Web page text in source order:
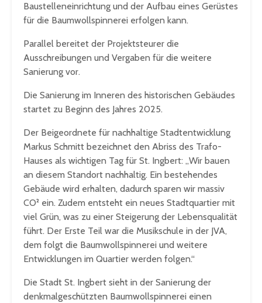
Baustelleneinrichtung und der Aufbau eines Gerüstes
für die Baumwollspinnerei erfolgen kann.
Parallel bereitet der Projektsteurer die
Ausschreibungen und Vergaben für die weitere
Sanierung vor.
Die Sanierung im Inneren des historischen Gebäudes
startet zu Beginn des Jahres 2025.
Der Beigeordnete für nachhaltige Stadtentwicklung
Markus Schmitt bezeichnet den Abriss des Trafo-
Hauses als wichtigen Tag für St. Ingbert: „Wir bauen
an diesem Standort nachhaltig. Ein bestehendes
Gebäude wird erhalten, dadurch sparen wir massiv
CO² ein. Zudem entsteht ein neues Stadtquartier mit
viel Grün, was zu einer Steigerung der Lebensqualität
führt. Der Erste Teil war die Musikschule in der JVA,
dem folgt die Baumwollspinnerei und weitere
Entwicklungen im Quartier werden folgen.“
Die Stadt St. Ingbert sieht in der Sanierung der
denkmalgeschützten Baumwollspinnerei einen